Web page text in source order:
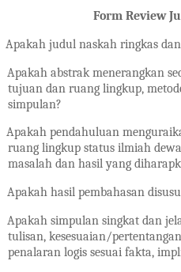
Form Review
Apakah judul naskah ringkas
Apakah abstrak menerangkan
tujuan dan ruang lingkup,
simpulan?
Apakah pendahuluan
ruang lingkup status ilmiah
masalah dan hasil yang
Apakah hasil pembahasan
Apakah simpulan singkat dan
tulisan, kesesuaian/
penalaran logis sesuai fakta,